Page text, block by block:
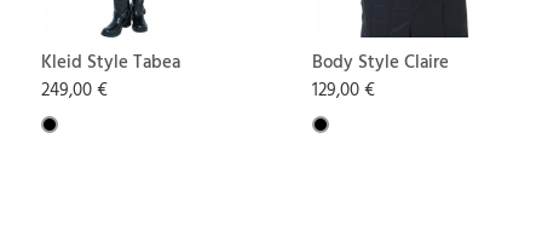
Kleid Style Tabea
249,00 €
Body Style Claire
129,00 €